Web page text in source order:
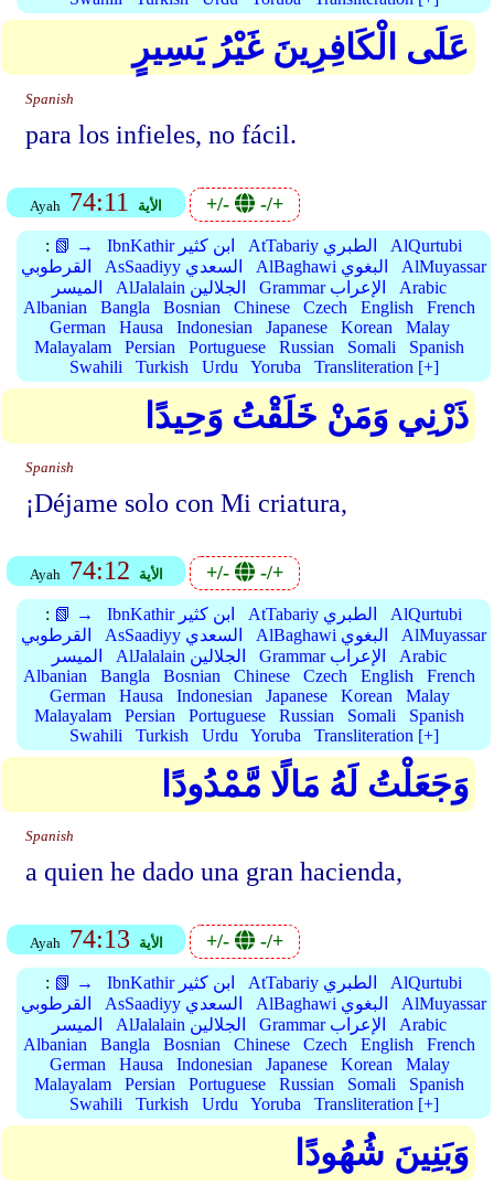
عَلَى الْكَافِرِينَ غَيْرُ يَسِيرٍ
Spanish
para los infieles, no fácil.
Ayah 74:11 الأية +/- -/+
: 📗 → IbnKathir ابن كثير AtTabariy الطبري
AlQurtubi
القرطوبي
AsSaadiyy السعدي AlBaghawi البغوي
AlMuyassar
الميسر
AlJalalain الجلالين Grammar الإعراب
Arabic
Albanian
Bangla Bosnian Chinese Czech English
French
German
Hausa Indonesian Japanese Korean
Malay
Malayalam
Persian Portuguese Russian Somali
Spanish
Swahili
Turkish Urdu Yoruba Transliteration [+]
ذَرْنِي وَمَنْ خَلَقْتُ وَحِيدًا
Spanish
¡Déjame solo con Mi criatura,
Ayah 74:12 الأية +/- -/+
: 📗 → IbnKathir ابن كثير AtTabariy الطبري
AlQurtubi
القرطوبي
AsSaadiyy السعدي AlBaghawi البغوي
AlMuyassar
الميسر
AlJalalain الجلالين Grammar الإعراب
Arabic
Albanian
Bangla Bosnian Chinese Czech English
French
German
Hausa Indonesian Japanese Korean
Malay
Malayalam
Persian Portuguese Russian Somali
Spanish
Swahili
Turkish Urdu Yoruba Transliteration [+]
وَجَعَلْتُ لَهُ مَالًا مَّمْدُودًا
Spanish
a quien he dado una gran hacienda,
Ayah 74:13 الأية +/- -/+
: 📗 → IbnKathir ابن كثير AtTabariy الطبري
AlQurtubi
القرطوبي
AsSaadiyy السعدي AlBaghawi البغوي
AlMuyassar
الميسر
AlJalalain الجلالين Grammar الإعراب
Arabic
Albanian
Bangla Bosnian Chinese Czech English
French
German
Hausa Indonesian Japanese Korean
Malay
Malayalam
Persian Portuguese Russian Somali
Spanish
Swahili
Turkish Urdu Yoruba Transliteration [+]
وَبَنِينَ شُهُودًا